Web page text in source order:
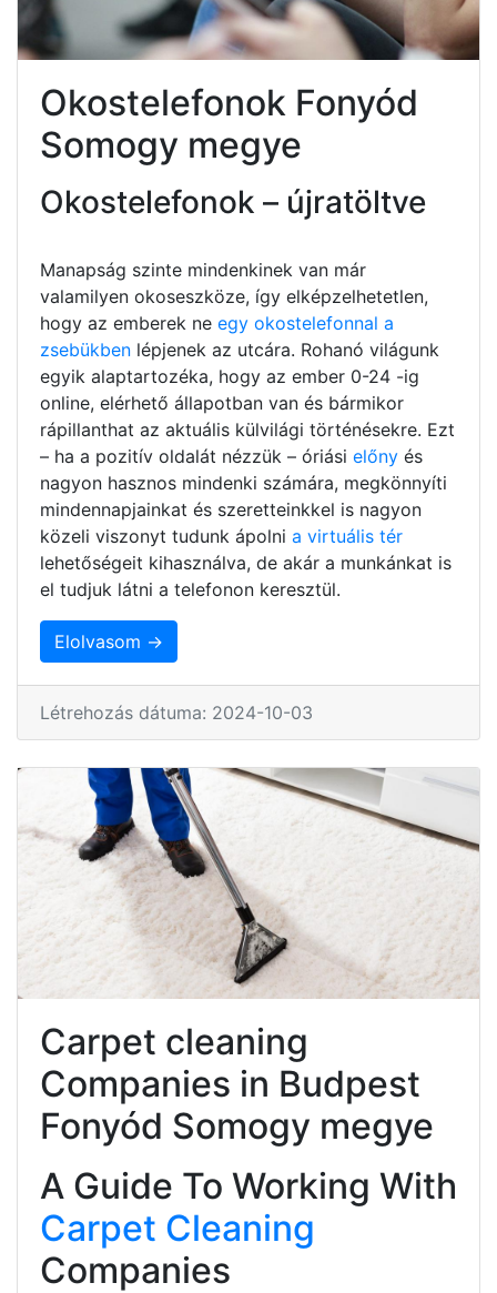
Okostelefonok Fonyód
Somogy megye
Okostelefonok – újratöltve
Manapság szinte mindenkinek van már
valamilyen okoseszköze, így elképzelhetetlen,
hogy az emberek ne egy okostelefonnal a
zsebükben lépjenek az utcára. Rohanó világunk
egyik alaptartozéka, hogy az ember 0-24 -ig
online, elérhető állapotban van és bármikor
rápillanthat az aktuális külvilági történésekre. Ezt
– ha a pozitív oldalát nézzük – óriási előny és
nagyon hasznos mindenki számára, megkönnyíti
mindennapjainkat és szeretteinkkel is nagyon
közeli viszonyt tudunk ápolni a virtuális tér
lehetőségeit kihasználva, de akár a munkánkat is
el tudjuk látni a telefonon keresztül.
Elolvasom →
Létrehozás dátuma: 2024-10-03
Carpet cleaning
Companies in Budpest
Fonyód Somogy megye
A Guide To Working With
Carpet Cleaning
Companies